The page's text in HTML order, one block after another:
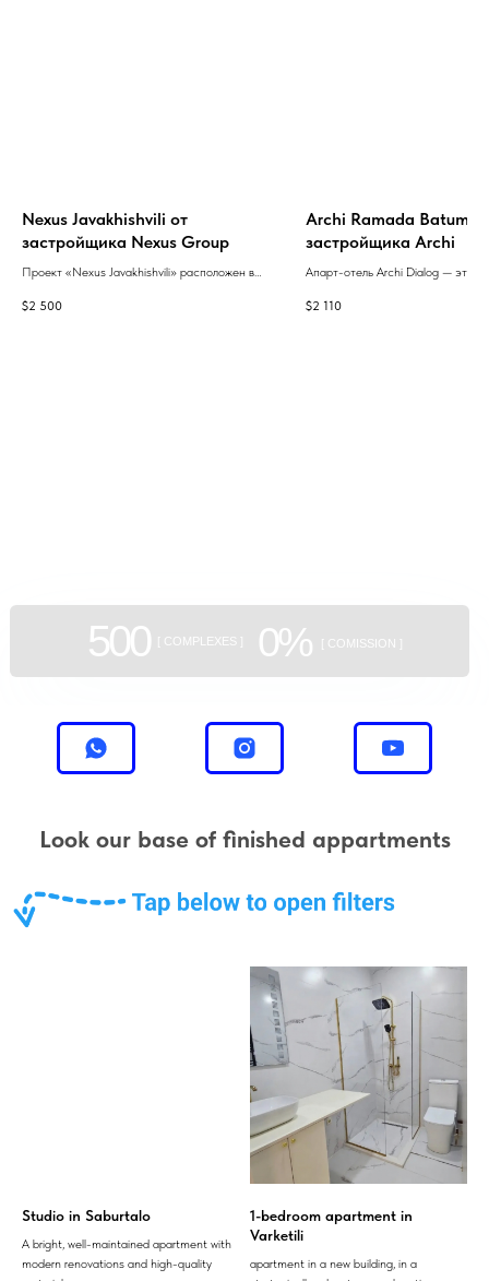
Nexus Javakhishvili от
застройщика Nexus Group
Проект «Nexus Javakhishvili» расположен в
современные требования с уникальным
$2 500
Archi Ramada Batumi
застройщика Archi
Апарт-отель Archi Dialog — это
комплекс с премиальными
$2 110
500 0%
[ COMPLEXES ] [ COMISSION ]
Look our base of finished appartments
Studio in Saburtalo
A bright, well-maintained apartment with
modern renovations and high-quality
1-bedroom apartment in
Varketili
apartment in a new building, in a